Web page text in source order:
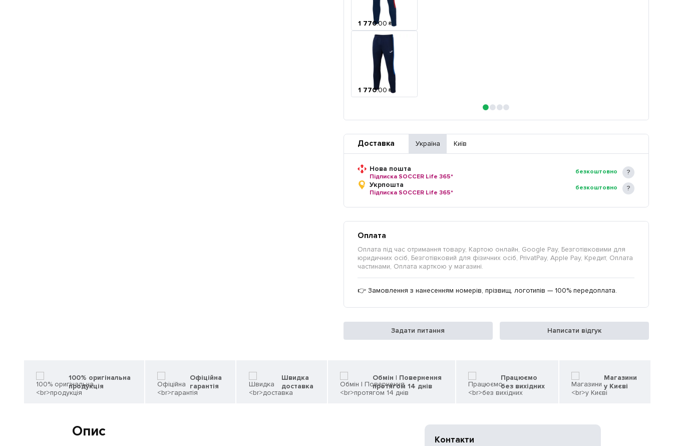
1 770.00 ₴
1 770.00 ₴
Доставка Україна Київ
Нова пошта
Підписка SOCCER Life 365*
безкоштовно
Укрпошта
Підписка SOCCER Life 365*
безкоштовно
Оплата
Оплата під час отримання товару, Картою онлайн, Google Pay, Безготівковими для
юридичних осіб, Безготівковий для фізичних осіб, PrivatPay, Apple Pay, Кредит, Оплата
частинами, Оплата карткою у магазині.
👉 Замовлення з нанесенням номерів, прізвищ, логотипів — 100% передоплата.
Задати питання Написати відгук
100% оригінальна
продукція
Офіційна
гарантія
Швидка
доставка
Обмін | Повернення
протягом 14 днів
Працюємо
без вихідних
Магазини
у Києві
Опис
Контакти